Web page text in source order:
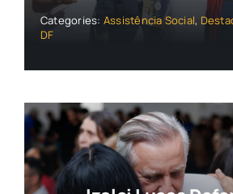
Categories: Assistência Social,
DF